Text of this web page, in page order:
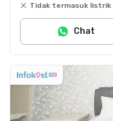
Tidak termasuk listrik
Chat